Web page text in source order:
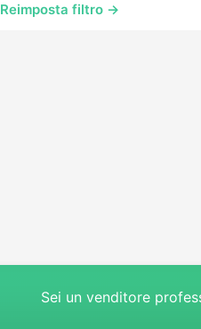
Reimposta filtro →
Sei un venditore